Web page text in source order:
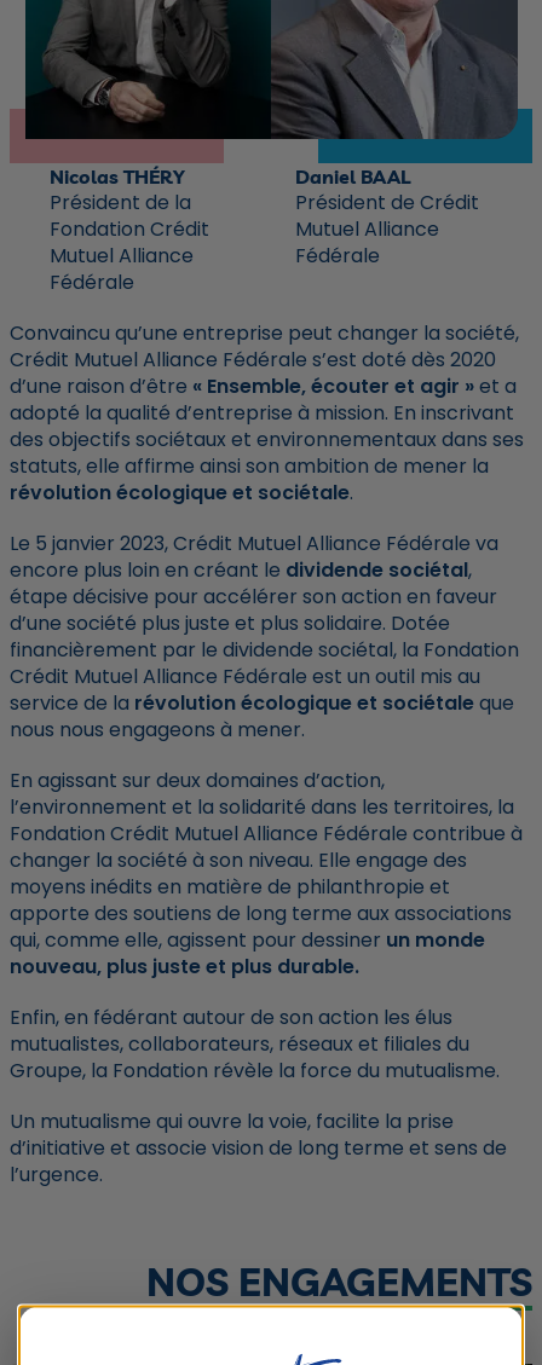
Convaincu qu’une entreprise peut changer la société,
Crédit Mutuel Alliance Fédérale s’est doté dès 2020
d’une raison d’être « Ensemble, écouter et agir »et a
adopté la qualité d’entreprise à mission. En inscrivant
des objectifs sociétaux et environnementaux dans ses
statuts, elle affirme ainsi son ambition de mener la
révolution écologique et sociétale.
Le 5 janvier 2023, Crédit Mutuel Alliance Fédérale va
encore plus loin en créant le dividende sociétal,
étape décisive pour accélérer son action en faveur
d’une société plus juste et plus solidaire. Dotée
financièrement par le dividende sociétal, la Fondation
Crédit Mutuel Alliance Fédérale est un outil mis au
service de la révolution écologique et sociétaleque
nous nous engageons à mener.
En agissant sur deux domaines d’action,
l’environnement et la solidarité dans les territoires, la
Fondation Crédit Mutuel Alliance Fédérale contribue à
changer la société à son niveau. Elle engage des
moyens inédits en matière de philanthropie et
apporte des soutiens de long terme aux associations
qui, comme elle, agissent pour dessiner un monde
nouveau, plus juste et plus durable.
Enfin, en fédérant autour de son action les élus
mutualistes, collaborateurs, réseaux et filiales du
Groupe, la Fondation révèle la force du mutualisme.
Un mutualisme qui ouvre la voie, facilite la prise
d’initiative et associe vision de long terme et sens de
l’urgence.
Nicolas THÉRY
Président de la
Fondation Crédit
Mutuel Alliance
Fédérale
Daniel BAAL
Président de Crédit
Mutuel Alliance
Fédérale
NOS ENGAGEMENTS